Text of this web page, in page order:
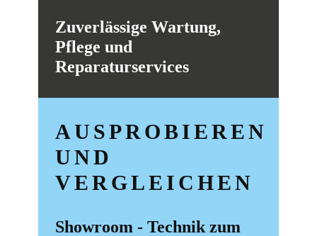
Zuverlässige Wartung,
Pflege und
Reparaturservices
AUSPROBIEREN
UND
VERGLEICHEN
Showroom - Technik zum